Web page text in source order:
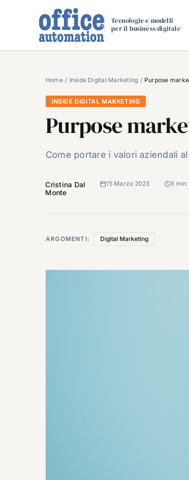
Tecnologie e modelli
per il business digitale
Home Inside Digital Marketing Purpose
INSIDE DIGITAL MARKETING
Purpose
Come portare i valori aziendali
Cristina Dal
Monte
15 Marzo 2023 5 min
ARGOMENTI: Digital Marketing